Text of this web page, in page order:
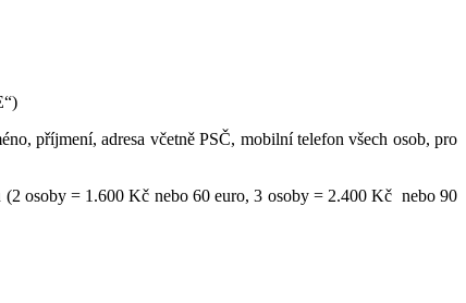
příjmení, adresa včetně PSČ, mobilní telefon všech osob, pro
(2 osoby = 1.600 Kč nebo 60 euro, 3 osoby = 2.400 Kč nebo 90